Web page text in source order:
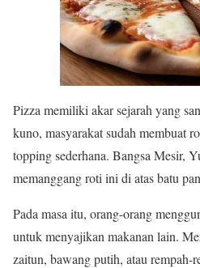
Pizza memiliki akar sejarah yang
kuno, masyarakat sudah membuat
topping sederhana. Bangsa Mesir,
memanggang roti ini di atas batu
Pada masa itu, orang-orang
untuk menyajikan makanan lain.
zaitun, bawang putih, atau rempah-